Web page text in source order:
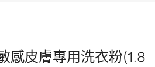
感皮膚專用洗衣粉(1.8